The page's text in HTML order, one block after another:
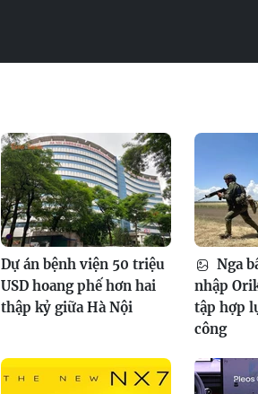
Dự án bệnh viện 50 triệu
USD hoang phế hơn hai
thập kỷ giữa Hà Nội
Nga
nhập
tập hợp
công